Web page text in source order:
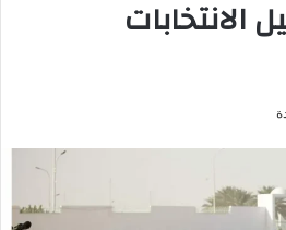
الانتخابات